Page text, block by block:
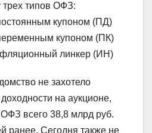
трех типов ОФЗ:
купоном (ПД)
купоном (ПК)
линкер (ИН)
не захотело
на аукционе,
ОФЗ всего 38,8 млрд руб.
ранее. Сегодня также не